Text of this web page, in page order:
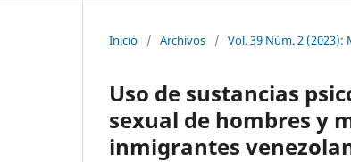
Inicio / Archivos / Vol. 39 Núm. 2 (2023):
Uso de sustancias
sexual de hombres y
inmigrantes